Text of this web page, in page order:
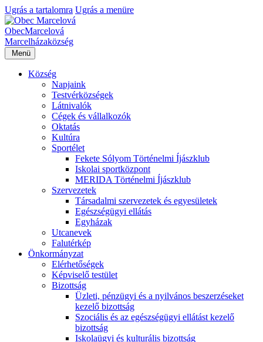
Ugrás a tartalomra Ugrás a menüre
ObecMarcelová
Marcelházaközség
Menü
Község
Napjaink
Testvérközségek
Látnivalók
Cégek és vállalkozók
Oktatás
Kultúra
Sportélet
Fekete Sólyom Történelmi Íjászklub
Iskolai sportközpont
MERIDA Történelmi Íjászklub
Szervezetek
Társadalmi szervezetek és egyesületek
Egészségügyi ellátás
Egyházak
Utcanevek
Falutérkép
Önkormányzat
Elérhetőségek
Képviselő testület
Bizottság
Üzleti, pénzügyi és a nyilvános beszerzéseket
kezelő bizottság
Szociális és az egészségügyi ellátást kezelő
bizottság
Iskolaügyi és kulturális bizottság